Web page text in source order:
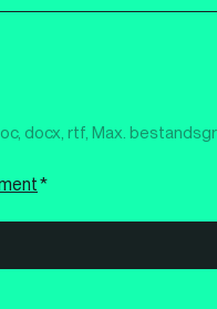
docx, rtf, Max.
*